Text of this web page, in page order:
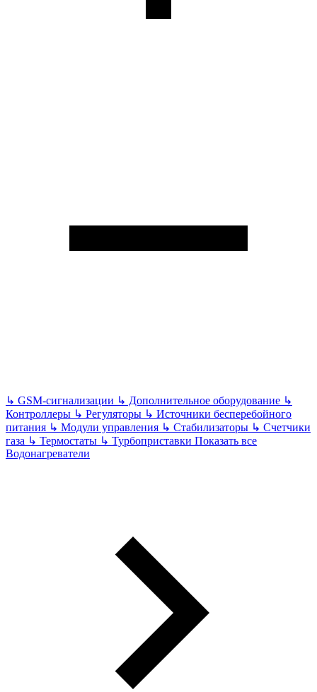
↳ GSM-сигнализации ↳ Дополнительное оборудование ↳
Контроллеры ↳ Регуляторы ↳ Источники бесперебойного
питания ↳ Модули управления ↳ Стабилизаторы ↳ Счетчики
газа ↳ Термостаты ↳ Турбоприставки Показать все
Водонагреватели